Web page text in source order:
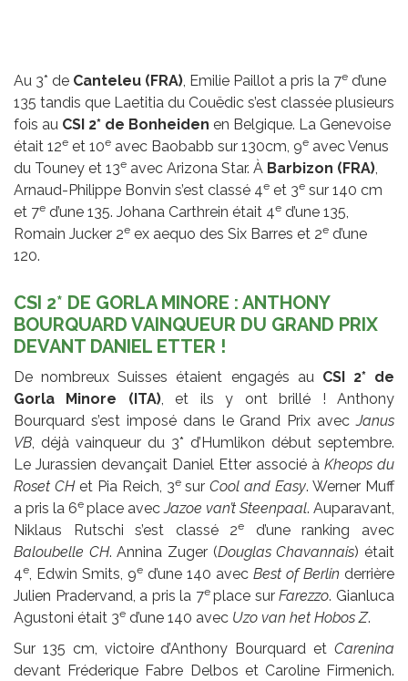
Au 3* de Canteleu (FRA), Emilie Paillot a pris la 7e d’une
135 tandis que Laetitia du Couëdic s’est classée plusieurs
fois au CSI 2* de Bonheiden en Belgique. La Genevoise
était 12e et 10e avec Baobabb sur 130cm, 9e avec Venus
du Touney et 13e avec Arizona Star. À Barbizon (FRA),
Arnaud-Philippe Bonvin s’est classé 4e et 3e sur 140 cm
et 7e d’une 135. Johana Carthrein était 4e d’une 135,
Romain Jucker 2e ex aequo des Six Barres et 2e d’une
120.
CSI 2* DE GORLA MINORE : ANTHONY
BOURQUARD VAINQUEUR DU GRAND PRIX
DEVANT DANIEL ETTER !
De nombreux Suisses étaient engagés au CSI 2* de
Gorla Minore (ITA), et ils y ont brillé ! Anthony
Bourquard s’est imposé dans le Grand Prix avecJanus
VB, déjà vainqueur du 3* d’Humlikon début septembre.
Le Jurassien devançait Daniel Etter associé à Kheops du
Roset CHet Pia Reich, 3esurCool and Easy. Werner Muff
a pris la 6e place avecJazoe van’t Steenpaal. Auparavant,
Niklaus Rutschi s’est classé 2e
d’une ranking avec
Baloubelle CH. Annina Zuger (Douglas Chavannais) était
4e, Edwin Smits, 9e d’une 140 avec Best of Berlin derrière
Julien Pradervand, a pris la 7eplace surFarezzo. Gianluca
Agustoni était 3e d’une 140 avec Uzo van het Hobos Z.
Sur 135 cm, victoire d’Anthony Bourquard et Carenina
devant Fréderique Fabre Delbos et Caroline Firmenich.